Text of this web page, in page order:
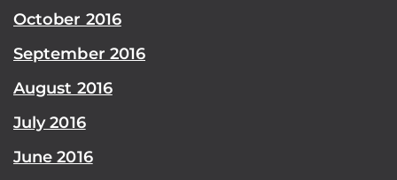
October 2016
September 2016
August 2016
July 2016
June 2016